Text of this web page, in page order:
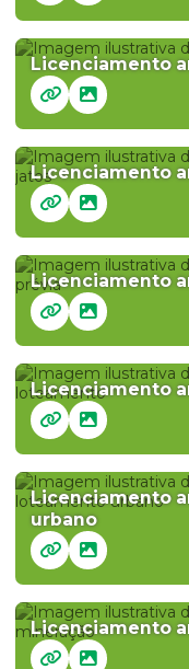
Licenciamento
Licenciamento
Licenciamento
Licenciamento
Licenciamento
urbano
Licenciamento